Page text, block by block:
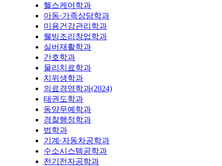
헬스케어학과
아동·가족상담학과
미용건강관리학과
웰빙조리창업학과
실버재활학과
간호학과
물리치료학과
치위생학과
의료경영학과(2024)
태권도학과
동양무예학과
경찰행정학과
법학과
기계·자동차공학과
수소시스템공학과
전기전자공학과